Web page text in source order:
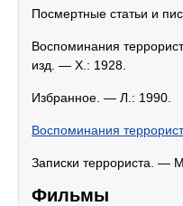
Посмертные статьи и
Воспоминания
изд. — Х.: 1928.
Избранное. — Л.: 1990.
Воспоминания
Записки террориста. —
Фильмы